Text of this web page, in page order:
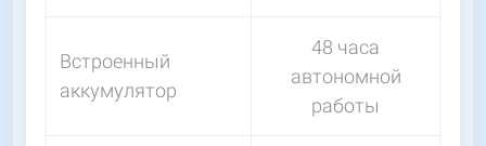
Встроенный
аккумулятор
48 часа
автономной
работы